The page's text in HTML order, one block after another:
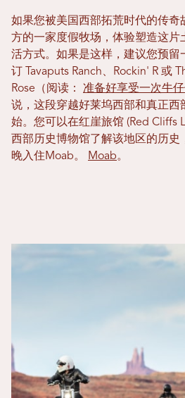
如果您被美国西部拓荒时代的传奇
方的一家度假牧场，体验塑造这片
活方式。如果是这样，建议您预留
订 Tavaputs Ranch、Rockin' R 或
Rose（阅读： 准备好享受一次牛仔
说，这段穿越好莱坞西部和真正西
始。您可以在红崖旅馆 (Red Cliffs
西部历史博物馆了解该地区的历史
晚入住Moab。
Moab。